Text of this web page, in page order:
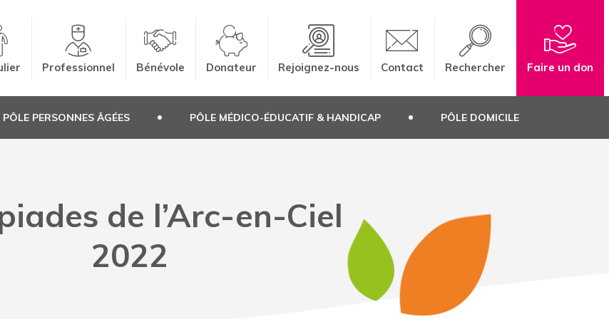
Professionnel Bénévole Donateur Rejoignez-nous Contact Rechercher Faire un don
PÔLE PERSONNES ÂGÉES PÔLE MÉDICO-ÉDUCATIF & HANDICAP PÔLE DOMICILE
de l’Arc-en-Ciel
2022